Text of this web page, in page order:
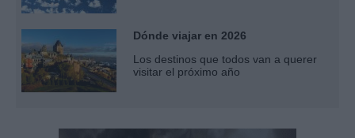
Dónde viajar en 2026
Los destinos que todos van a querer
visitar el próximo año